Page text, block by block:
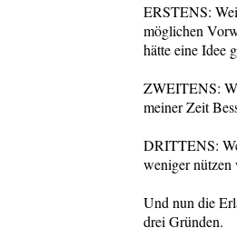
ERSTENS:
möglichen
hätte eine Idee
ZWEITENS:
meiner Zeit
DRITTENS:
weniger nützen
Und nun die
drei Gründen.